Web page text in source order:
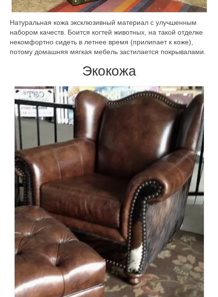
Натуральная кожа эксклюзивный материал с улучшенным
набором качеств. Боится когтей животных, на такой отделке
некомфортно сидеть в летнее время (прилипает к коже),
потому домашняя мягкая мебель застилается покрывалами.
Экокожа